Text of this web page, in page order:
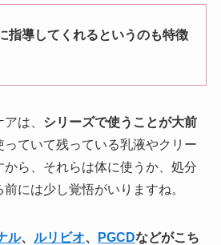
指導してくれるというのも特徴
は、 シリーズで使うことが大前
ていて残っている乳液やクリー
から、それらは体に使うか、処分
には少し覚悟がいりますね。
ル、 ルリビオ、 PGCDなどがこち